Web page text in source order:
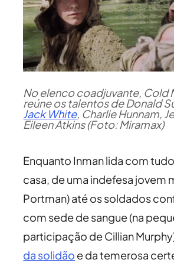
No elenco coadjuvante, Cold
reúne os talentos de Donald
Jack White, Charlie Hunnam,
Eileen Atkins (Foto: Miramax)
Enquanto Inman lida com
casa, de uma indefesa jovem
Portman) até os soldados
com sede de sangue (na
participação de Cillian
da solidão e da temerosa